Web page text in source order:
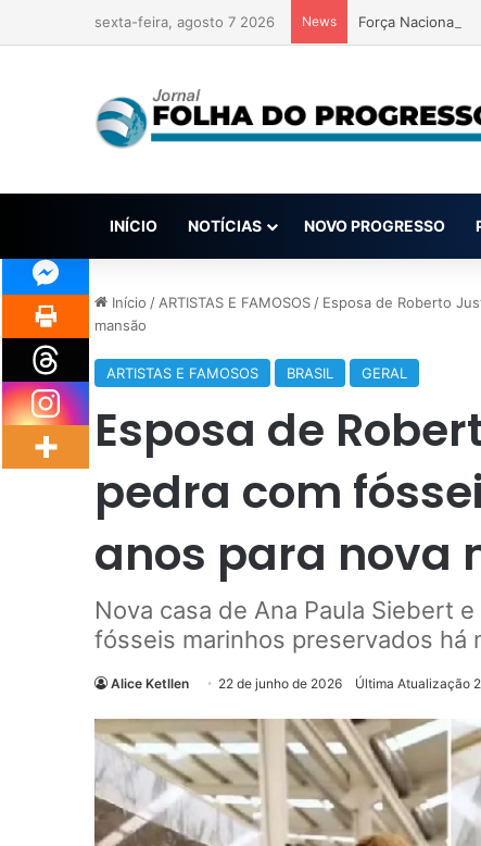
sexta-feira, agosto 7 2026 News Força Nacional é
INÍCIO NOTÍCIAS NOVO PROGRESSO
Início / ARTISTAS E FAMOSOS / Esposa de Roberto
mansão
ARTISTAS E FAMOSOS BRASIL GERAL
Esposa de
pedra com
anos para nova
Nova casa de Ana Paula Siebert
fósseis marinhos preservados há
Alice Ketllen 22 de junho de 2026 Última Atualização